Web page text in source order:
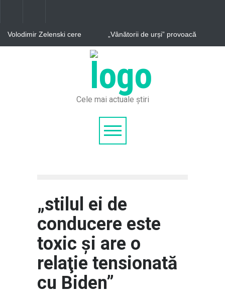
Volodimir Zelenski cere
„Vânătorii de urși” provoacă
Problemele ignorate ale
Vladimir Tkachuk, apropiat
Cele mai actuale știri
„stilul ei de
conducere este
toxic şi are o
relaţie tensionată
cu Biden”